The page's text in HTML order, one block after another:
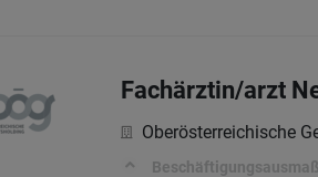
Fachärztin/arzt
Oberösterreichische